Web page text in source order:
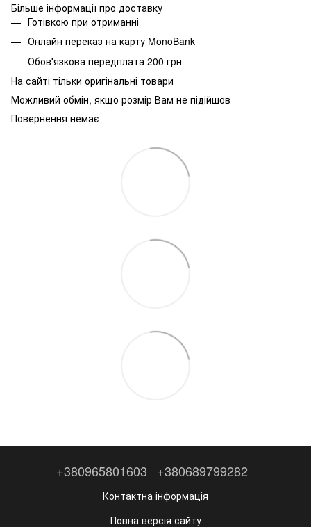
Більше інформації про доставку
Готівкою при отриманні
Онлайн переказ на карту MonoBank
Обов'язкова передплата 200 грн
На сайті тільки оригінальні товари
Можливий обмін, якщо розмір Вам не підійшов
Повернення немає
+380965801603 +380689799282
Контактна інформація
Повна версія сайту